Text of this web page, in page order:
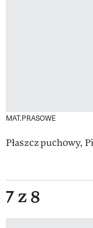
MAT.PRASOWE
Płaszcz puchowy,
7 z 8